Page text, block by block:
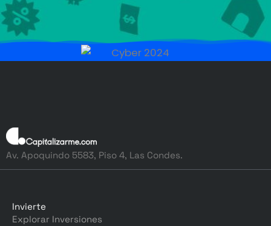
Av. Apoquindo 5583, Piso 4, Las Condes.
Invierte
Explorar Inversiones